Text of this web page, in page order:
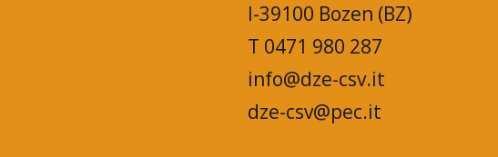
I-39100 Bozen (BZ)
T 0471 980 287
info@dze-csv.it
dze-csv@pec.it